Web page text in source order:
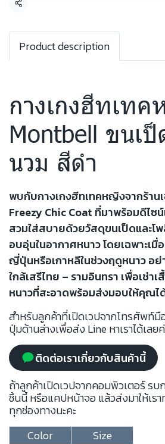
แชร์
Product description
กางเกงฮีทเทค
Montbell ขนเ
นวม สีดำ
พบกับกางเกงฮีทเทคหญิงจากร้าน
Freezy Chic Coat ที่มาพร้อมดีไซ
สวมใส่สบายด้วยวัสดุขนเป็ดและโ
อบอุ่นในอากาศหนาว โดยเฉพาะเ
ญี่ปุ่นหรือเกาหลีในช่วงฤดูหนาว อย่
ใกล้เสรีไทย – รามอินทรา เพื่อเช่าเ
หนาวที่สะอาดพร้อมส่งมอบให้คุณไ
สำหรับลูกค้าที่เปิดเวปจากโทรศัพท์
ปุ่มด้านล่างเพื่อส่ง Line หาเราได้เลย
ติดต่อเราเกี่ยวกับสินค้านี้
ถ้าลูกค้าเปิดเวปจากคอมพิวเตอร์ ร
ชิ้นนี้ หรือแคปหน้าจอ แล้วส่งมาให้เร
ทุกช่องทางนะคะ
Color
Size